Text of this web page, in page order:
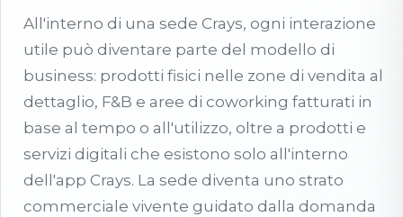
All'interno di una sede Crays, ogni interazione
utile può diventare parte del modello di
business: prodotti fisici nelle zone di vendita al
dettaglio, F&B e aree di coworking fatturati in
base al tempo o all'utilizzo, oltre a prodotti e
servizi digitali che esistono solo all'interno
dell'app Crays. La sede diventa uno strato
commerciale vivente guidato dalla domanda